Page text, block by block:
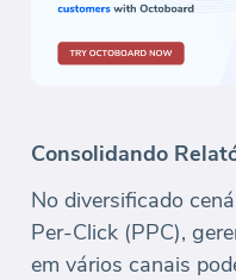
Consolidando
No diversificado
Per-Click (PPC),
em vários canais